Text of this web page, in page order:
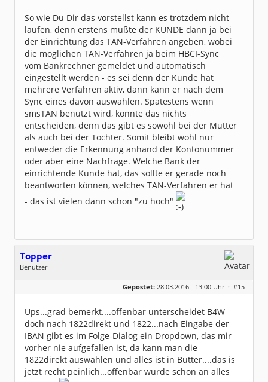
So wie Du Dir das vorstellst kann es trotzdem nicht
laufen, denn erstens müßte der KUNDE dann ja bei
der Einrichtung das TAN-Verfahren angeben, wobei
die möglichen TAN-Verfahren ja beim HBCI-Sync
vom Bankrechner gemeldet und automatisch
eingestellt werden - es sei denn der Kunde hat
mehrere Verfahren aktiv, dann kann er nach dem
Sync eines davon auswählen. Spätestens wenn
smsTAN benutzt wird, könnte das nichts
entscheiden, denn das gibt es sowohl bei der Mutter
als auch bei der Tochter. Somit bleibt wohl nur
entweder die Erkennung anhand der Kontonummer
oder aber eine Nachfrage. Welche Bank der
einrichtende Kunde hat, das sollte er gerade noch
beantworten können, welches TAN-Verfahren er hat
- das ist vielen dann schon "zu hoch"
Topper
Benutzer
Geschlecht:
keine Angabe
Dabei seit:
02 / 2014
Gepostet: 28.03.2016 - 13:00 Uhr · #15
Ups...grad bemerkt....offenbar unterscheidet B4W
doch nach 1822direkt und 1822...nach Eingabe der
IBAN gibt es im Folge-Dialog ein Dropdown, das mir
vorher nie aufgefallen ist, da kann man die
1822direkt auswählen und alles ist in Butter....das is
jetzt recht peinlich...offenbar wurde schon an alles